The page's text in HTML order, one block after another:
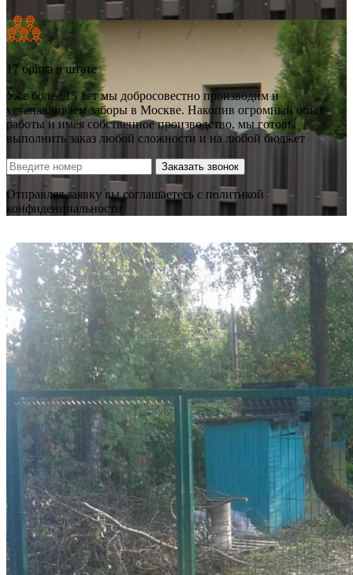
17 брига в штате
Уже более 15 лет мы добросовестно производим и
устанавливаем заборы в Москве. Накопив огромный опыт
работы и имея собственное производство, мы готовы
выполнить заказ любой сложности и на любой бюджет
Заказать звонок
Отправляя заявку вы соглашаетесь с политикой
конфиденциальности